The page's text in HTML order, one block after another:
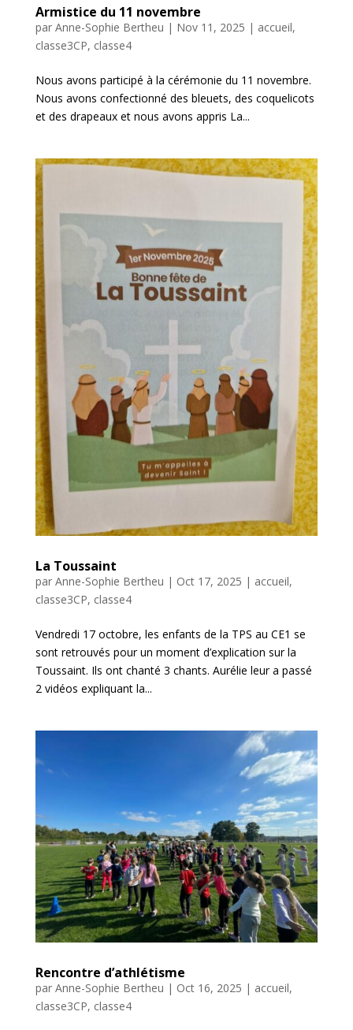
Armistice du 11 novembre
par Anne-Sophie Bertheu | Nov 11, 2025 | accueil,
classe3CP, classe4
Nous avons participé à la cérémonie du 11 novembre.
Nous avons confectionné des bleuets, des coquelicots
et des drapeaux et nous avons appris La...
La Toussaint
par Anne-Sophie Bertheu | Oct 17, 2025 | accueil,
classe3CP, classe4
Vendredi 17 octobre, les enfants de la TPS au CE1 se
sont retrouvés pour un moment d’explication sur la
Toussaint. Ils ont chanté 3 chants. Aurélie leur a passé
2 vidéos expliquant la...
Rencontre d’athlétisme
par Anne-Sophie Bertheu | Oct 16, 2025 | accueil,
classe3CP, classe4